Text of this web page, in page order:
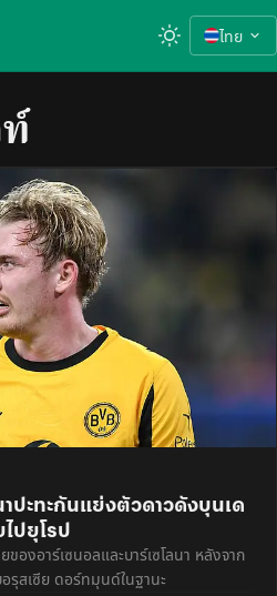
ไทย
าปะทะกันแย่งตัวดาวดังบุนเด
ปยุโรป
องอาร์เซนอลและบาร์เซโลนา หลังจาก
อรุสเซีย ดอร์ทมุนด์ในฐานะ